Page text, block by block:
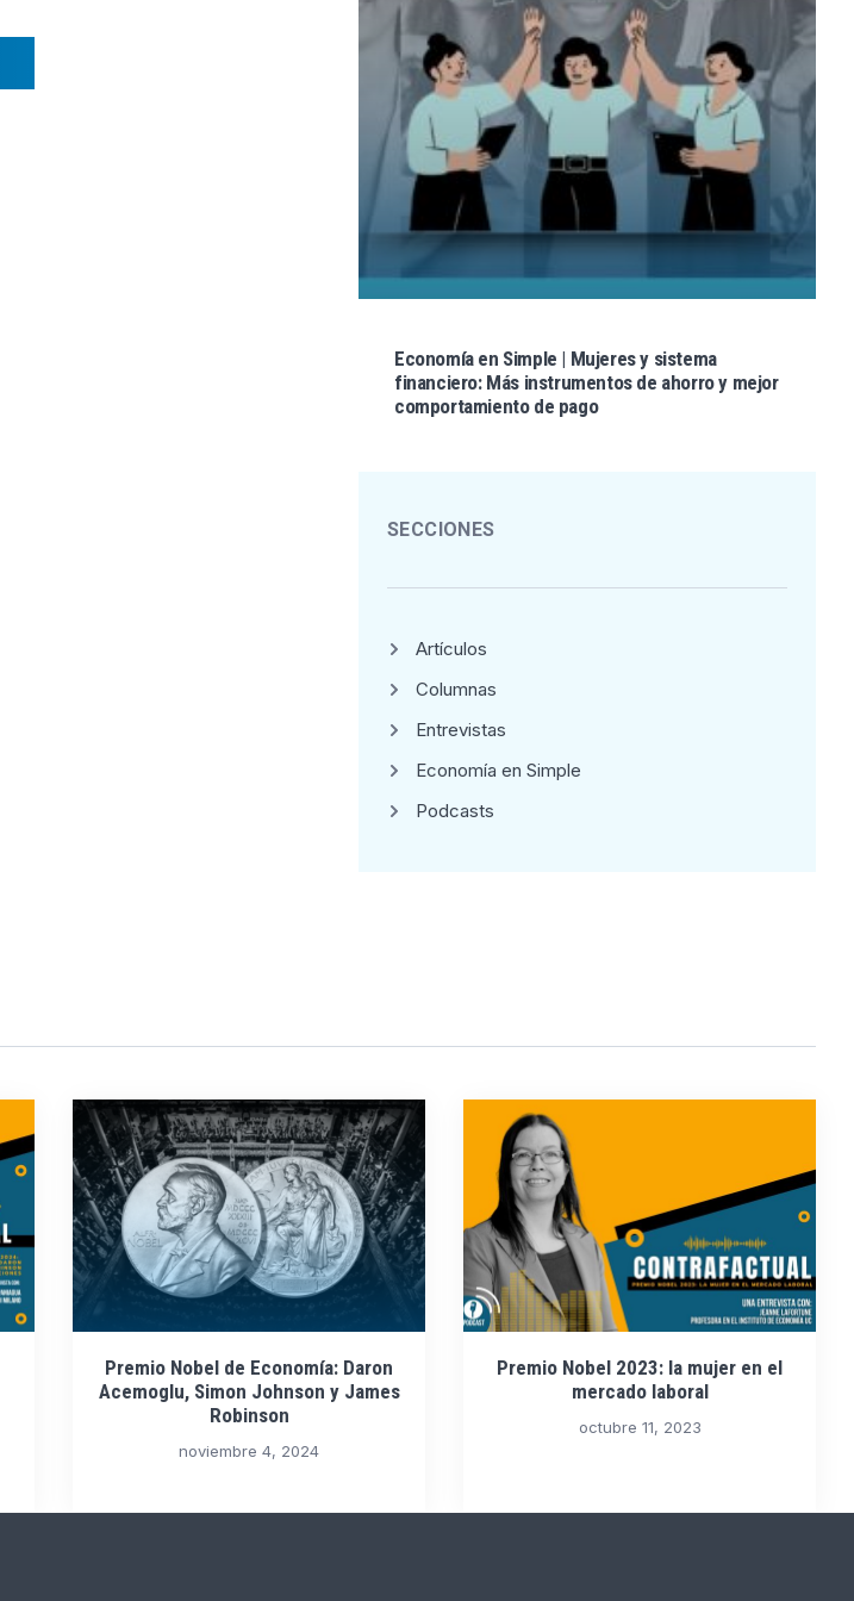
Economía en Simple | Mujeres y sistema
financiero: Más instrumentos de ahorro y mejor
comportamiento de pago
SECCIONES
Artículos
Columnas
Entrevistas
Economía en Simple
Podcasts
Premio Nobel de Economía: Daron
Acemoglu, Simon Johnson y James
Robinson
noviembre 4, 2024
Premio Nobel 2023: la mujer en el
mercado laboral
octubre 11, 2023